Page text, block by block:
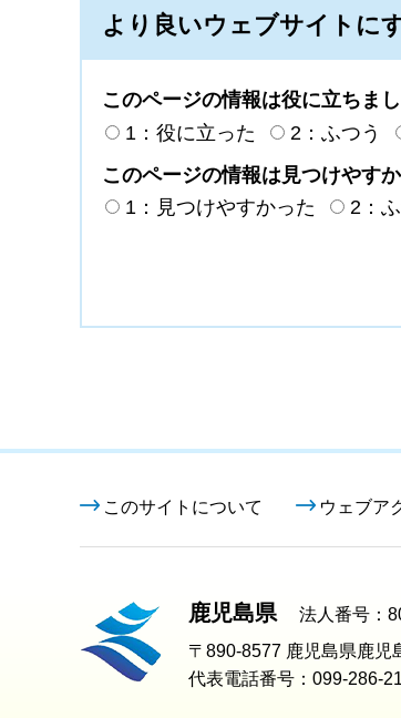
より良いウェブサイトに
このページの情報は役に立ちま
1：役に立った
2：ふつう
このページの情報は見つけやす
1：見つけやすかった
2：
このサイトについて ウェブア
鹿児島県
法人番号：
〒890-8577 鹿児島県鹿児
代表電話番号：099-286-